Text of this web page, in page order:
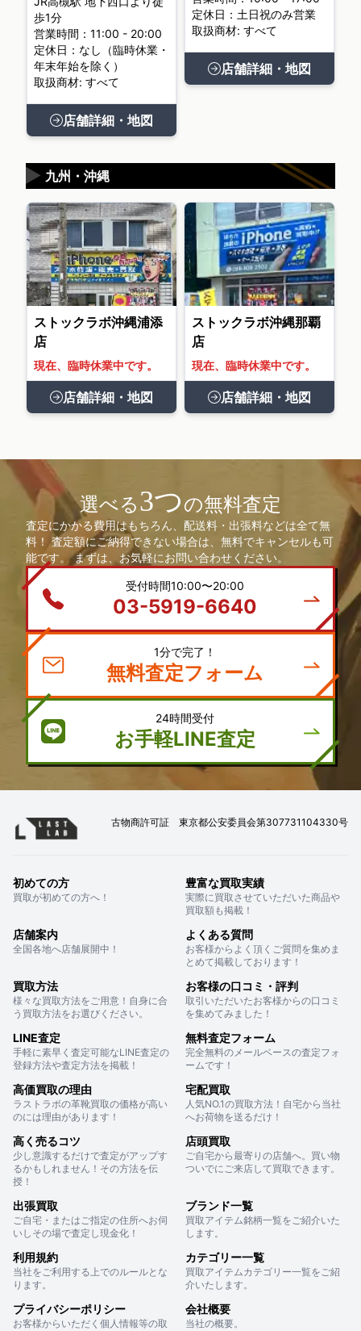
歩1分
営業時間：11:00 - 20:00
定休日：なし（臨時休業・
年末年始を除く）
取扱商材: すべて
店舗詳細・地図
定休日：土日祝のみ営業
取扱商材: すべて
店舗詳細・地図
九州・沖縄
▶
ストックラボ沖縄浦添
店
現在、臨時休業中です。
店舗詳細・地図
ストックラボ沖縄那覇
店
現在、臨時休業中です。
店舗詳細・地図
選べる3つの無料査定
査定にかかる費用はもちろん、配送料・出張料などは全て無
料！ 査定額にご納得できない場合は、無料でキャンセルも可
能です。 まずは、お気軽にお問い合わせください。
受付時間10:00〜20:00
03-5919-6640
1分で完了！
無料査定フォーム
24時間受付
お手軽LINE査定
古物商許可証 東京都公安委員会第307731104330号
初めての方
買取が初めての方へ！
豊富な買取実績
実際に買取させていただいた商品や
買取額も掲載！
店舗案内
全国各地へ店舗展開中！
よくある質問
お客様からよく頂くご質問を集めま
とめて掲載しております！
買取方法
様々な買取方法をご用意！自身に合
う買取方法をお選びください。
お客様の口コミ・評判
取引いただいたお客様からの口コミ
を集めてみました！
LINE査定
手軽に素早く査定可能なLINE査定の
登録方法や査定方法を掲載！
無料査定フォーム
完全無料のメールベースの査定フォ
ームです！
高価買取の理由
ラストラボの革靴買取の価格が高い
のには理由があります！
宅配買取
人気NO.1の買取方法！自宅から当社
へお荷物を送るだけ！
高く売るコツ
少し意識するだけで査定がアップす
るかもしれません！その方法を伝
授！
店頭買取
ご自宅から最寄りの店舗へ。買い物
ついでにご来店して買取できます。
出張買取
ご自宅・またはご指定の住所へお伺
いしその場で査定し現金化！
ブランド一覧
買取アイテム銘柄一覧をご紹介いた
します。
利用規約
当社をご利用する上でのルールとな
ります。
カテゴリー一覧
買取アイテムカテゴリー一覧をご紹
介いたします。
プライバシーポリシー
お客様からいただく個人情報等の取
会社概要
当社の概要。